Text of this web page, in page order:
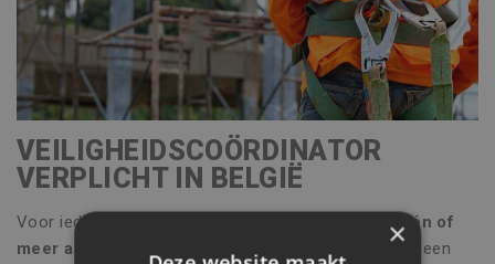
VEILIGHEIDSCOÖRDINATOR
VERPLICHT IN BELGIË
Voor ieder bouwproject of renovatieproject
waar één of
meer aannemers aan de slag zijn
verplicht een
×